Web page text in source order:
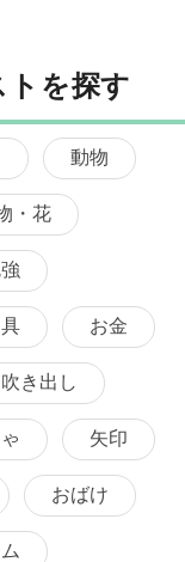
トを探す
動物
・花
お金
吹き出し
矢印
おばけ